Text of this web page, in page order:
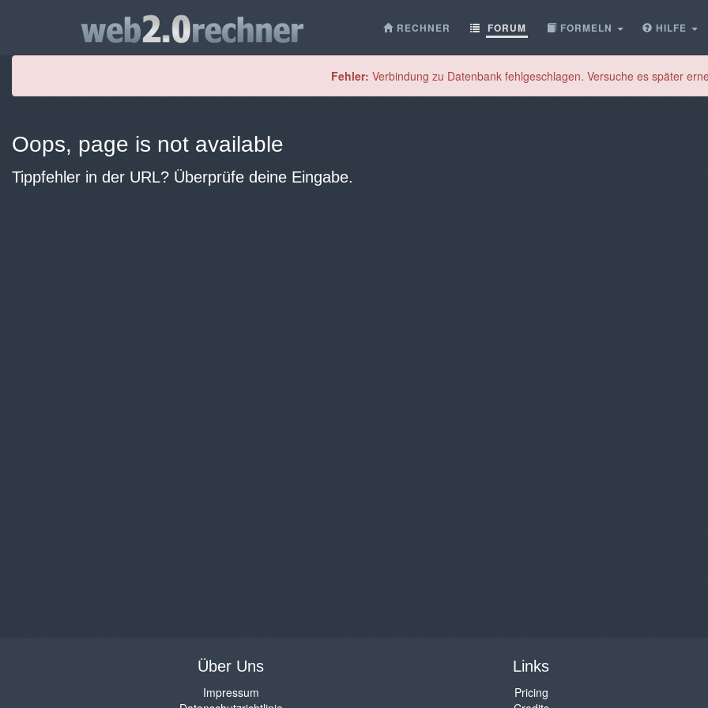
RECHNER FORUM FORMELN HILFE
Fehler: Verbindung zu Datenbank fehlgeschlagen. Versuche es später
Oops, page is not available
Tippfehler in der URL? Überprüfe deine Eingabe.
Über Uns
Impressum
Links
Pricing